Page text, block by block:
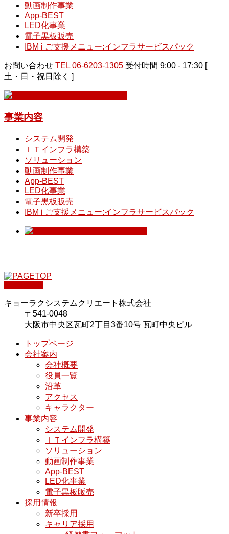
動画制作事業
App-BEST
LED化事業
電子黒板販売
IBM i ご支援メニュー:インフラサービスパック
お問い合わせ TEL 06-6203-1305 受付時間 9:00 - 17:30 [
土・日・祝日除く ]
事業内容
システム開発
ＩＴインフラ構築
ソリューション
動画制作事業
App-BEST
LED化事業
電子黒板販売
IBM i ご支援メニュー:インフラサービスパック
キョーラクシステムクリエート株式会社
〒541-0048
大阪市中央区瓦町2丁目3番10号 瓦町中央ビル
トップページ
会社案内
会社概要
役員一覧
沿革
アクセス
キャラクター
事業内容
システム開発
ＩＴインフラ構築
ソリューション
動画制作事業
App-BEST
LED化事業
電子黒板販売
採用情報
新卒採用
キャリア採用